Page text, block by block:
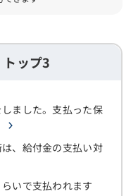
ップ3
ました。支払った保
、給付金の支払い対
いで支払われます